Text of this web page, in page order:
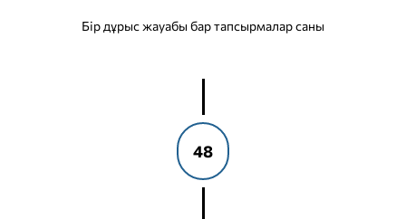
Бір дұрыс жауабы бар тапсырмалар саны
48